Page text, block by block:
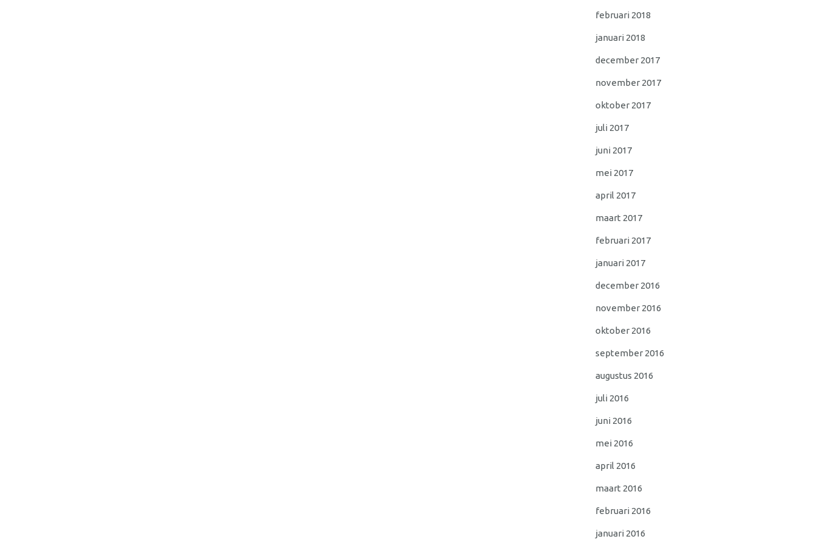
februari 2018
januari 2018
december 2017
november 2017
oktober 2017
juli 2017
juni 2017
mei 2017
april 2017
maart 2017
februari 2017
januari 2017
december 2016
november 2016
oktober 2016
september 2016
augustus 2016
juli 2016
juni 2016
mei 2016
april 2016
maart 2016
februari 2016
januari 2016